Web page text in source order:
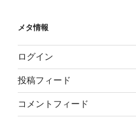
メタ情報
ログイン
投稿フィード
コメントフィード